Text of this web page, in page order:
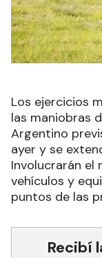
Los ejercicios
las maniobras
Argentino
ayer y se
Involucrarán
vehículos y
puntos de las
Recibí